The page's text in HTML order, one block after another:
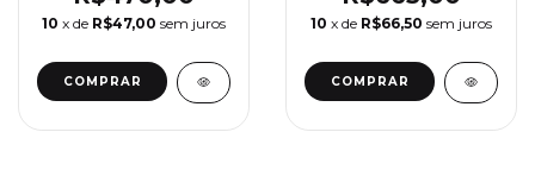
10 x de R$47,00 sem juros
COMPRAR
10 x de R$66,50 sem juros
COMPRAR